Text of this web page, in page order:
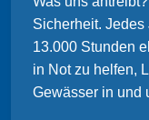
Sicherheit.
13.000 Stunden
in Not zu helfen,
Gewässer in und